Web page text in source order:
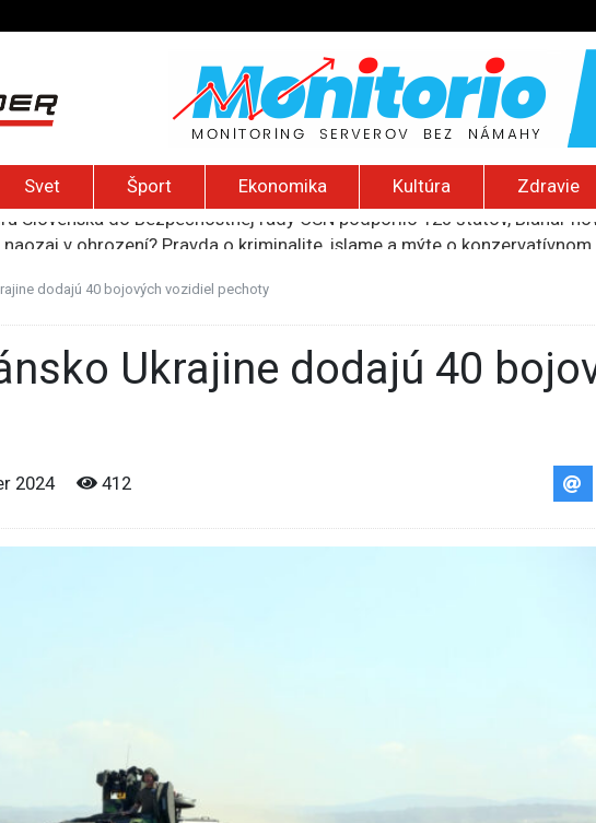
Svet Šport Ekonomika Kultúra Zdravie
Slovenska do Bezpečnostnej rady OSN podporilo 123 štátov, Blanár
naozaj v ohrození? Pravda o kriminalite, islame a mýte o konzervatívnom
EÚ o 220 miliónov eur na pomoc farmárom, ktorých postihla blokáda
dodajú 40 bojových vozidiel pechoty
2024 412